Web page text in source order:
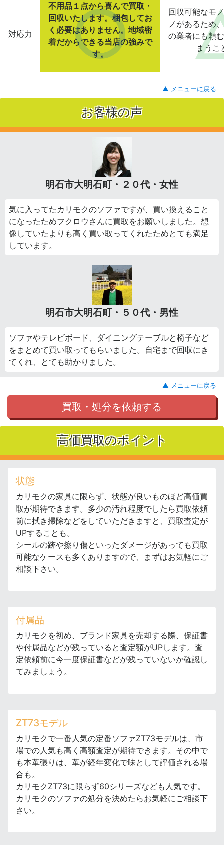
対応力
不用品１点から喜んで買取・
回収いたします。梱包してお
く必要はありません。地域密
着だからできる当店の強みで
す。
回収可能なモ
ノがあるため
の業者にも頼
まうこ
▲ メニューに戻る
お客様の声
明石市大明石町・２０代・女性
気に入ってたカリモクのソファですが、買い換えること
になったためフクロウさんに買取をお願いしました。想
像していたよりも高く買い取ってくれたためとても満足
しています。
明石市大明石町・５０代・男性
ソファやテレビボード、ダイニングテーブルと椅子など
をまとめて買い取ってもらいました。自宅まで回収にき
てくれ、とても助かりました。
▲ メニューに戻る
買取・処分を依頼する
高価買取のポイント
状態
カリモクの家具に限らず、状態が良いものほど高価買
取が期待できます。多少の汚れ程度でしたら買取依頼
前に拭き掃除などをしていただきますと、買取査定が
UPすることも。
シールの跡や擦り傷といったダメージがあっても買取
可能なケースも多くありますので、まずはお気軽にご
相談下さい。
付属品
カリモクを初め、ブランド家具を売却する際、保証書
や付属品などが残っていると査定額がUPします。査
定依頼前に今一度保証書などが残っていないか確認し
てみましょう。
ZT73モデル
カリモクで一番人気の定番ソファZT73モデルは、市
場での人気も高く高額査定が期待できます。その中で
も本革張りは、革が経年変化で味として評価される場
合も。
カリモクZT73に限らず60シリーズなども人気です。
カリモクのソファの処分を決めたらお気軽にご相談下
さい。